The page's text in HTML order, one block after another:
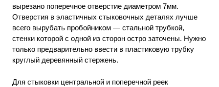
вырезано поперечное отверстие диаметром 7мм.
Отверстия в эластичных стыковочных деталях лучше
всего вырубать пробойником — стальной трубкой,
стенки которой с одной из сторон остро заточены. Нужно
только предварительно ввести в пластиковую трубку
круглый деревянный стержень.
Для стыковки центральной и поперечной реек